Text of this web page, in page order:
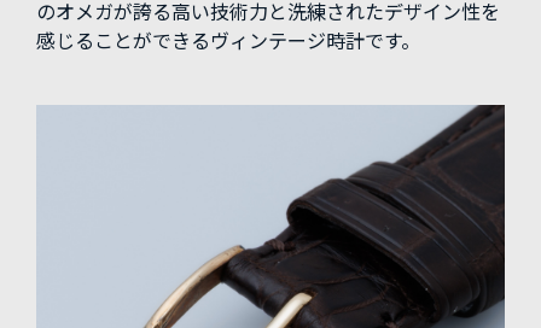
のオメガが誇る高い技術力と洗練されたデザイン性を
感じることができるヴィンテージ時計です。